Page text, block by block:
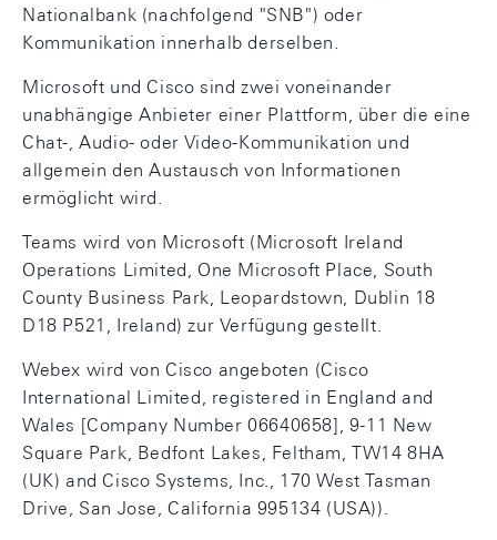
Nationalbank (nachfolgend "SNB") oder
Kommunikation innerhalb derselben.
Microsoft und Cisco sind zwei voneinander
unabhängige Anbieter einer Plattform, über die eine
Chat-, Audio- oder Video-Kommunikation und
allgemein den Austausch von Informationen
ermöglicht wird.
Teams wird von Microsoft (Microsoft Ireland
Operations Limited, One Microsoft Place, South
County Business Park, Leopardstown, Dublin 18
D18 P521, Ireland) zur Verfügung gestellt.
Webex wird von Cisco angeboten (Cisco
International Limited, registered in England and
Wales [Company Number 06640658], 9-11 New
Square Park, Bedfont Lakes, Feltham, TW14 8HA
(UK) and Cisco Systems, Inc., 170 West Tasman
Drive, San Jose, California 995134 (USA)).